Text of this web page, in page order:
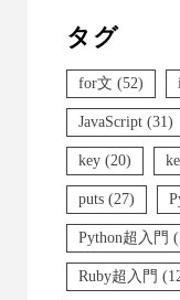
タグ
for文 (52)
JavaScript (31)
key (20)
puts (27)
Python超入門
Ruby超入門